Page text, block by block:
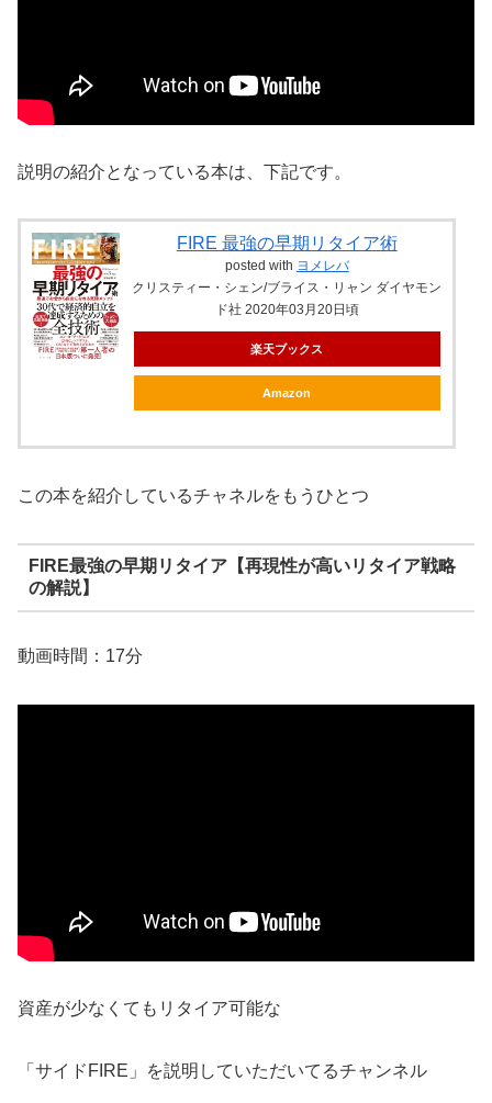
説明の紹介となっている本は、下記です。
FIRE 最強の早期リタイア術
posted with ヨメレバ
クリスティー・シェン/ブライス・リャン ダイヤモン
ド社 2020年03月20日頃
楽天ブックス
Amazon
この本を紹介しているチャネルをもうひとつ
FIRE最強の早期リタイア【再現性が高いリタイア戦略
の解説】
動画時間：17分
資産が少なくてもリタイア可能な
「サイドFIRE」を説明していただいてるチャンネル